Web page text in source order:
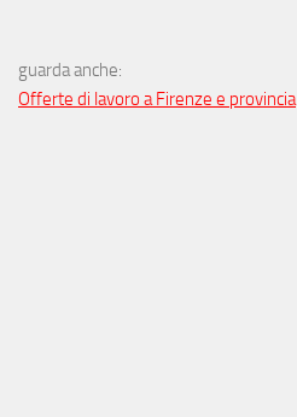
guarda anche:
Offerte di lavoro a Firenze e provincia